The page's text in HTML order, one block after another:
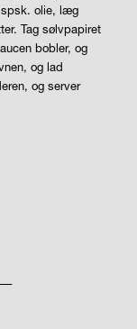
spsk. olie, læg
Tag sølvpapiret
bobler, og
og lad
og server